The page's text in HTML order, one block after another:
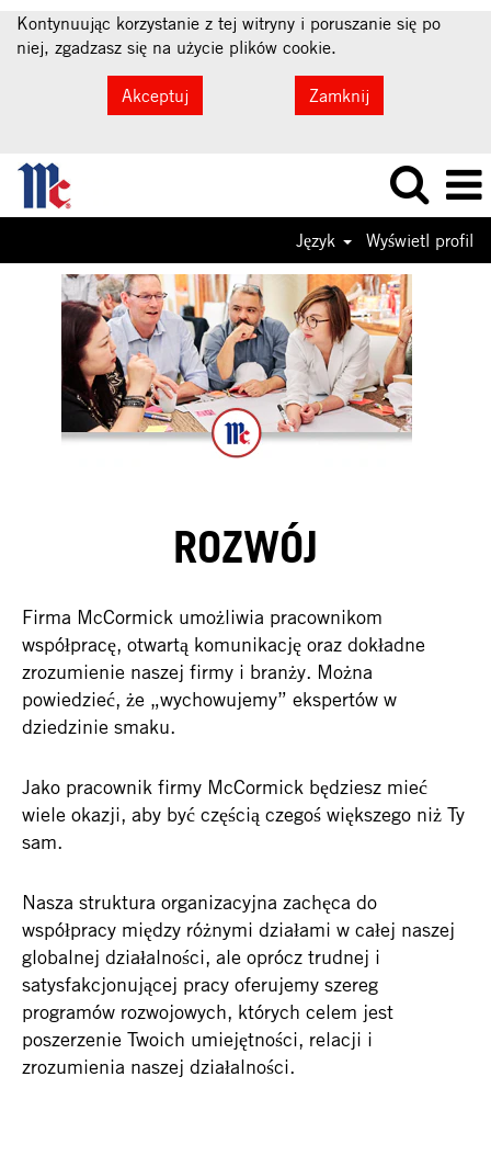
Kontynuując korzystanie z tej witryny i poruszanie się po
niej, zgadzasz się na użycie plików cookie.
Akceptuj Zamknij
Język Wyświetl profil
ROZWÓJ
Firma McCormick umożliwia pracownikom
współpracę, otwartą komunikację oraz dokładne
zrozumienie naszej firmy i branży. Można
powiedzieć, że „wychowujemy” ekspertów w
dziedzinie smaku.
Jako pracownik firmy McCormick będziesz mieć
wiele okazji, aby być częścią czegoś większego niż Ty
sam.
Nasza struktura organizacyjna zachęca do
współpracy między różnymi działami w całej naszej
globalnej działalności, ale oprócz trudnej i
satysfakcjonującej pracy oferujemy szereg
programów rozwojowych, których celem jest
poszerzenie Twoich umiejętności, relacji i
zrozumienia naszej działalności.